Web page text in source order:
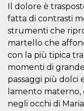
Il dolore è
fatta di contrasti
strumenti che
martello che
con la più tipica
momenti di
passaggi più dolci
lamento
negli occhi di